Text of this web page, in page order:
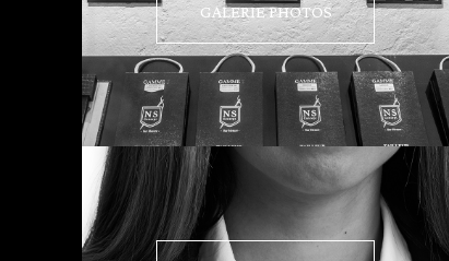
GALERIE PHOTOS